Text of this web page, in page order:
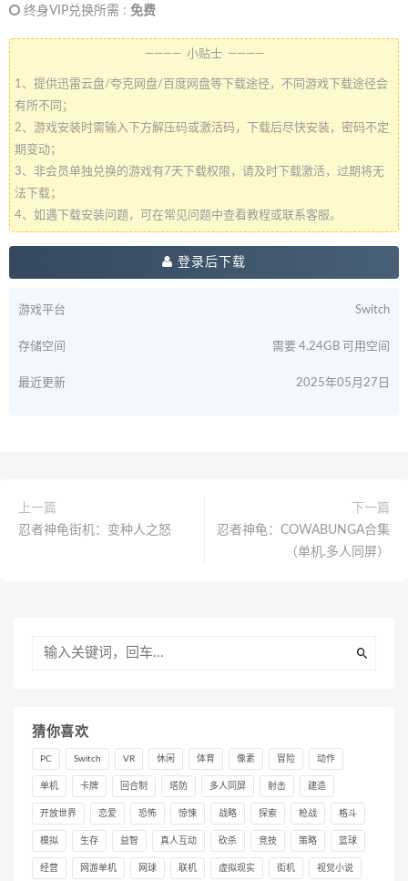
终身VIP兑换所需 : 免费
———— 小贴士 ————
1、提供迅雷云盘/夸克网盘/百度网盘等下载途径，不同游戏下载途径会
有所不同；
2、游戏安装时需输入下方解压码或激活码，下载后尽快安装，密码不定
期变动；
3、非会员单独兑换的游戏有7天下载权限，请及时下载激活，过期将无
法下载；
4、如遇下载安装问题，可在常见问题中查看教程或联系客服。
登录后下载
游戏平台 Switch
存储空间 需要 4.24GB 可用空间
最近更新 2025年05月27日
上一篇
忍者神龟街机：变种人之怒
下一篇
忍者神龟：COWABUNGA合集
（单机.多人同屏）
猜你喜欢
PC Switch VR 休闲 体育 像素 冒险 动作
单机 卡牌 回合制 塔防 多人同屏 射击 建造
开放世界 恋爱 恐怖 惊悚 战略 探索 枪战 格斗
模拟 生存 益智 真人互动 砍杀 竞技 策略 篮球
经营 网游单机 网球 联机 虚拟现实 街机 视觉小说